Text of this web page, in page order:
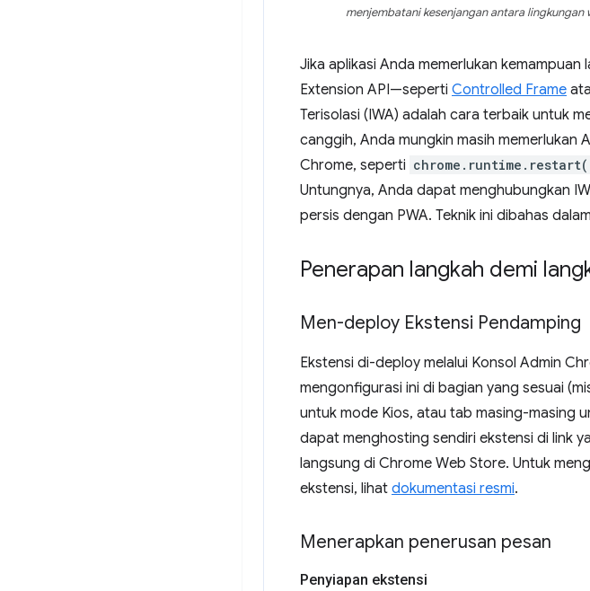
menjembatani kesenjangan antara
Jika aplikasi Anda memerlukan
Extension API—seperti Controlled Frame
Terisolasi (IWA) adalah cara terbaik untuk
canggih, Anda mungkin masih
Chrome, seperti
Untungnya, Anda dapat menghubungkan
persis dengan PWA. Teknik ini dibahas
Penerapan langkah demi
Men-deploy Ekstensi Pendamping
Ekstensi di-deploy melalui Konsol Admin
mengonfigurasi ini di bagian yang sesuai
untuk mode Kios, atau tab masing-masing
dapat menghosting sendiri ekstensi di link
langsung di Chrome Web Store. Untuk
ekstensi, lihat dokumentasi resmi.
Menerapkan penerusan pesan
Penyiapan ekstensi